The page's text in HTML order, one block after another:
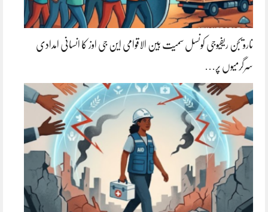
نارویجن ریفیوجی کونسل سمیت بین الاقوامی این جی اوز کا انسانی امدادی
سرگرمیوں پر…